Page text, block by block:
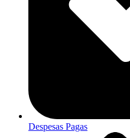
Despesas Pagas